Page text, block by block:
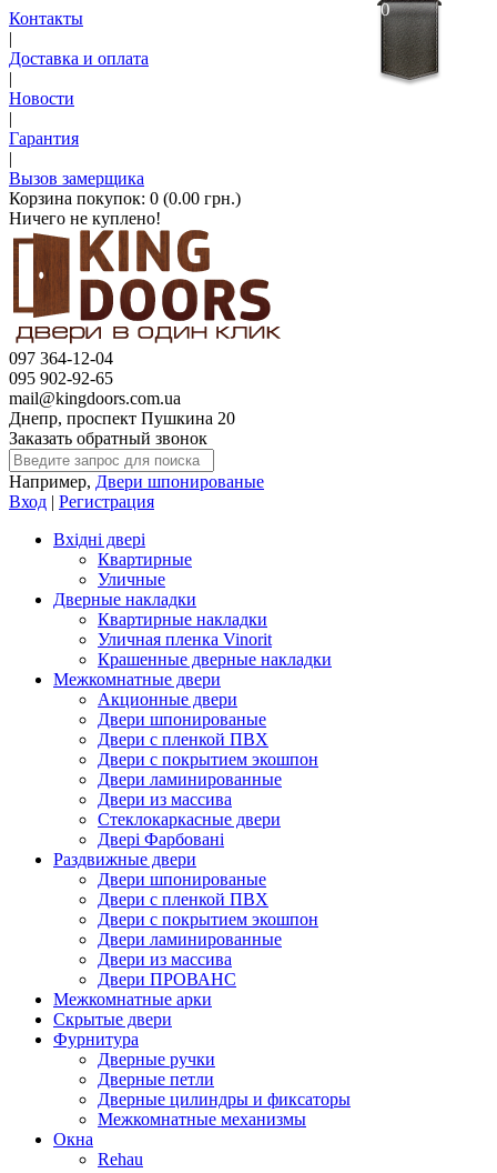
Контакты
|
Доставка и оплата
|
Новости
|
Гарантия
|
Вызов замерщика
Корзина покупок: 0 (0.00 грн.)
Ничего не куплено!
097 364-12-04
095 902-92-65
mail@kingdoors.com.ua
Днепр, проспект Пушкина 20
Заказать обратный звонок
Например, Двери шпонированые
Вход | Регистрация
Вхідні двері
Квартирные
Уличные
Дверные накладки
Квартирные накладки
Уличная пленка Vinorit
Крашенные дверные накладки
Межкомнатные двери
Акционные двери
Двери шпонированые
Двери с пленкой ПВХ
Двери с покрытием экошпон
Двери ламинированные
Двери из массива
Стеклокаркасные двери
Двері Фарбовані
Раздвижные двери
Двери шпонированые
Двери с пленкой ПВХ
Двери с покрытием экошпон
Двери ламинированные
Двери из массива
Двери ПРОВАНС
Межкомнатные арки
Скрытые двери
Фурнитура
Дверные ручки
Дверные петли
Дверные цилиндры и фиксаторы
Межкомнатные механизмы
Окна
Rehau
0